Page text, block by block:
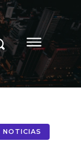
NOTICIAS